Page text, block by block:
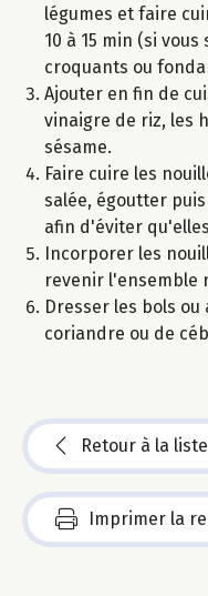
légumes et faire
10 à 15 min (si
croquants ou
Ajouter en fin de
vinaigre de riz, les
sésame.
Faire cuire les
salée, égoutter
afin d'éviter
Incorporer les
revenir l'ensemble
Dresser les bols
coriandre ou de
Retour à la liste
Imprimer la